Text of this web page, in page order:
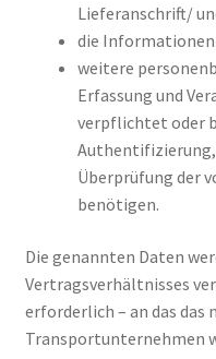
Lieferanschrift/
die
weitere
Erfassung und
verpflichtet oder
Überprüfung der
benötigen.
Die genannten Daten
Vertragsverhältnisses
erforderlich – an das
Transportunternehmen